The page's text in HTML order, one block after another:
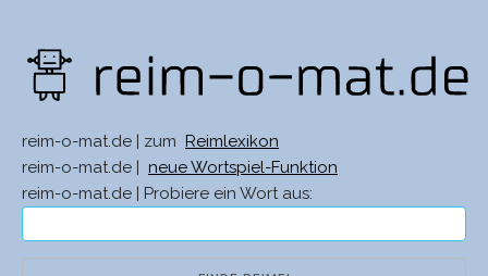
reim-o-mat.de | zum
Reimlexikon
reim-o-mat.de |
neue Wortspiel-Funktion
reim-o-mat.de | Probiere ein Wort aus: